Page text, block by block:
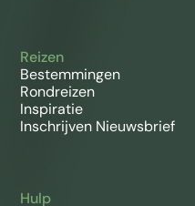
Reizen
Bestemmingen
Rondreizen
Inspiratie
Inschrijven Nieuwsbrief
Hulp